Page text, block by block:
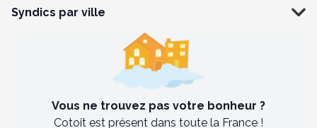
Syndics par ville
Vous ne trouvez pas votre bonheur ?
Cotoit est présent dans toute la France !